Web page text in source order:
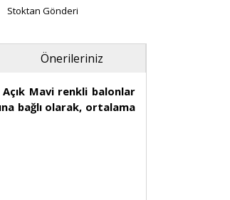
Stoktan Gönderi
Önerileriniz
Açık Mavi renkli balonlar
bağlı olarak, ortalama